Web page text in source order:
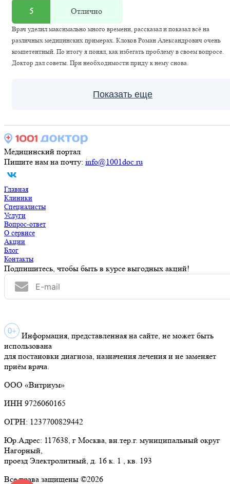
5 Отлично
Врач уделил максимально много времени, рассказал и показал всё на
различных медицинских примерах. Клоков Роман Александрович очень
компетентный. По итогу я понял, как избегать проблему в своем вопросе.
Доктор дал советы. При необходимости приду к нему снова.
Показать еще
Медицинский портал
Пишите нам на почту: info@1001doc.ru
Главная
Клиники
Специалисты
Услуги
Вопрос-ответ
О сервисе
Акции
Блог
Контакты
Подпишитесь, чтобы быть в курсе выгодных акций!
Информация, представленная на сайте, не может быть
использована
для постановки диагноза, назначения лечения и не заменяет
приём врача.
ООО «Витриум»
ИНН 9726060165
ОГРН: 1237700829442
Юр.Адрес: 117638, г Москва, вн.тер.г. муниципальный округ
Нагорный,
проезд Электролитный, д. 16 к. 1 , кв. 193
Все права защищены ©2026